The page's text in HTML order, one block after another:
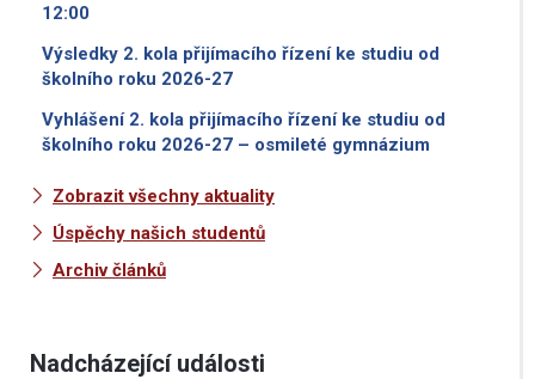
12:00
Výsledky 2. kola přijímacího řízení ke studiu od
školního roku 2026-27
Vyhlášení 2. kola přijímacího řízení ke studiu od
školního roku 2026-27 – osmileté gymnázium
Zobrazit všechny aktuality
Úspěchy našich studentů
Archiv článků
Nadcházející události